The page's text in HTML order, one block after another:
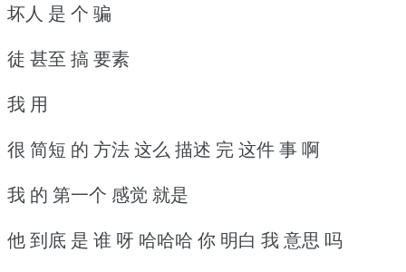
坏人 是 个 骗
徒 甚至 搞 要素
我 用
很 简短 的 方法 这么 描述 完 这件 事 啊
我 的 第一个 感觉 就是
他 到底 是 谁 呀 哈哈哈 你 明白 我 意思 吗